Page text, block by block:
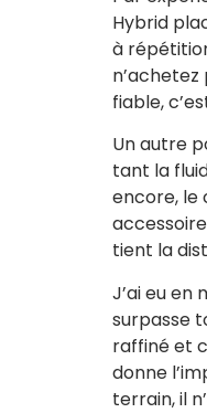
Hybrid
à
fiable,
Un autre
tant la
encore, le
tient la
J’ai eu en
surpasse
raffiné et
donne
terrain, il